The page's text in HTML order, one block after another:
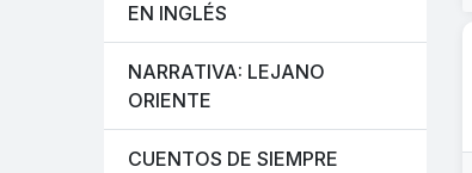
EN INGLÉS
NARRATIVA: LEJANO
ORIENTE
CUENTOS DE SIEMPRE